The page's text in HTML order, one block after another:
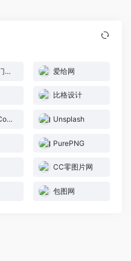
Pxhere热门摄影作品 爱给网
比格设计
FREE for Commercial Use Unsplash
PurePNG
CC零图片网
包图网